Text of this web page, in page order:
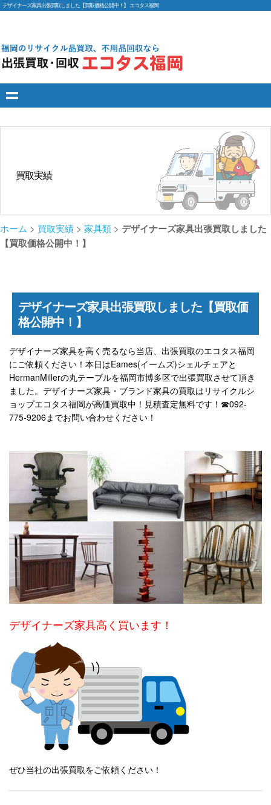
デザイナーズ家具出張買取しました【買取価格公開中！】 エコタス福岡
買取実績
ホーム > 買取実績 > 家具類 > デザイナーズ家具出張買取しました
【買取価格公開中！】
デザイナーズ家具出張買取しました【買取価
格公開中！】
デザイナーズ家具を高く売るなら当店、出張買取のエコタス福岡
にご依頼ください！本日はEames(イームズ)シェルチェアと
HermanMillerの丸テーブルを福岡市博多区で出張買取させて頂き
ました。デザイナーズ家具・ブランド家具の買取はリサイクルシ
ョップエコタス福岡が高価買取中！見積査定無料です！☎092-
775-9206までお問い合わせください！
デザイナーズ家具高く買います！
ぜひ当社の出張買取をご依頼ください！